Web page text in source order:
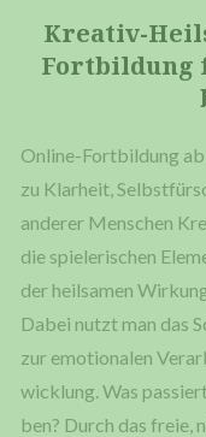
Krea­tiv-
Fort­bil­dung
Online-For­t­­bil­­dung
zu Klar­heit,
ande­rer Men­schen
die spie­le­ri­schen
der heil­sa­men
Dabei nutzt man das
zur emo­tio­na­len
wick­lung. Was
ben? Durch das freie,